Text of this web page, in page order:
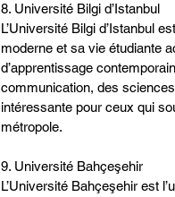
8. Université Bilgi d’Istanbul
L’Université Bilgi d’Istanbul
moderne et sa vie étudiante
d’apprentissage
communication, des
intéressante pour ceux qui
métropole.
9. Université Bahçeşehir
L’Université Bahçeşehir est